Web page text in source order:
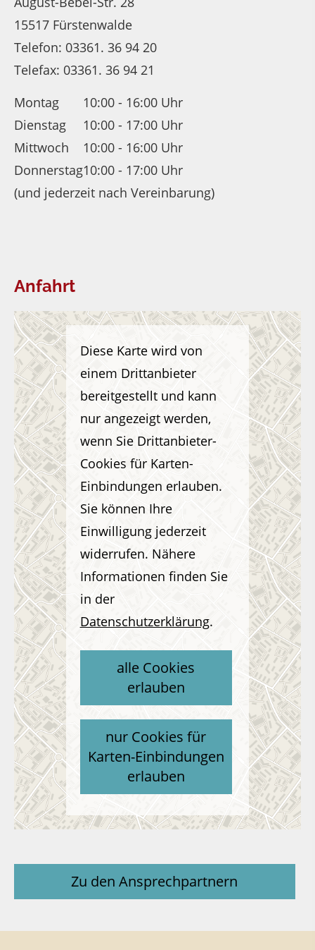
15517 Fürstenwalde
Telefon: 03361. 36 94 20
Telefax: 03361. 36 94 21
Montag
10:00 - 16:00 Uhr
Dienstag
10:00 - 17:00 Uhr
Mittwoch
10:00 - 16:00 Uhr
Donnerstag10:00 - 17:00 Uhr
(und jederzeit nach Vereinbarung)
Anfahrt
Diese Karte wird von
einem Drittanbieter
bereitgestellt und kann
nur angezeigt werden,
wenn Sie Drittanbieter-
Cookies für Karten-
Einbindungen erlauben.
Sie können Ihre
Einwilligung jederzeit
widerrufen. Nähere
Informationen finden Sie
in der
Datenschutzerklärung.
alle Cookies
erlauben
nur Cookies für
Karten-Einbindungen
erlauben
Zu den Ansprechpartnern